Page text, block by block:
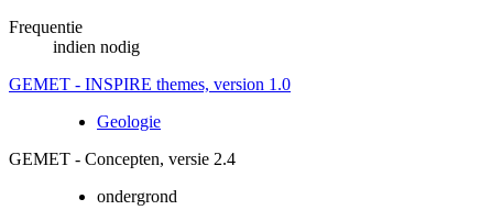
Frequentie
indien nodig
GEMET - INSPIRE themes, version 1.0
Geologie
GEMET - Concepten, versie 2.4
ondergrond